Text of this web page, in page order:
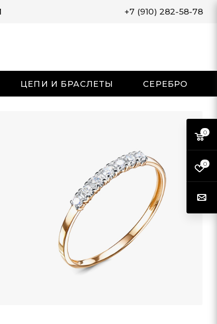
+7 (910) 282-58-78
ЦЕПИ И БРАСЛЕТЫ СЕРЕБРО
0
0